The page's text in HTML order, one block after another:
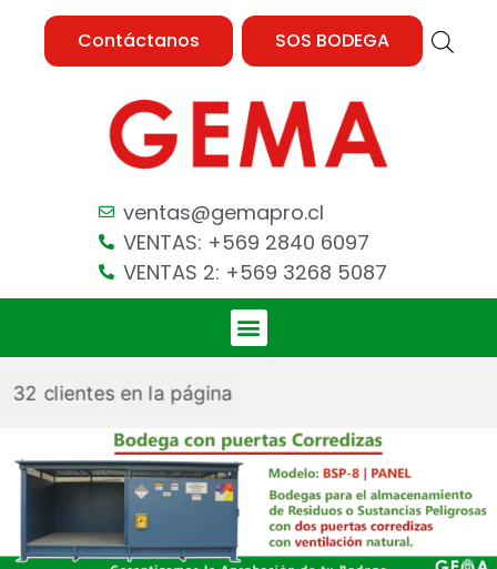
Contáctanos SOS BODEGA
ventas@gemapro.cl
VENTAS: +569 2840 6097
VENTAS 2: +569 3268 5087
32 clientes en la página